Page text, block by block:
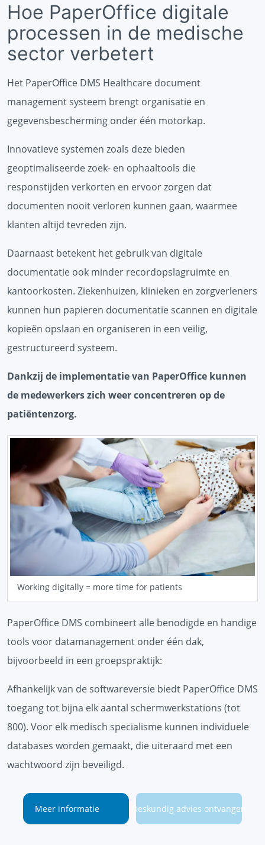
Hoe PaperOffice digitale
processen in de medische
sector verbetert
Het PaperOffice DMS Healthcare document
management systeem brengt organisatie en
gegevensbescherming onder één motorkap.
Innovatieve systemen zoals deze bieden
geoptimaliseerde zoek- en ophaaltools die
responstijden verkorten en ervoor zorgen dat
documenten nooit verloren kunnen gaan, waarmee
klanten altijd tevreden zijn.
Daarnaast betekent het gebruik van digitale
documentatie ook minder recordopslagruimte en
kantoorkosten. Ziekenhuizen, klinieken en zorgverleners
kunnen hun papieren documentatie scannen en digitale
kopieën opslaan en organiseren in een veilig,
gestructureerd systeem.
Dankzij de implementatie van PaperOffice kunnen
de medewerkers zich weer concentreren op de
patiëntenzorg.
Working digitally = more time for patients
PaperOffice DMS combineert alle benodigde en handige
tools voor datamanagement onder één dak,
bijvoorbeeld in een groepspraktijk:
Afhankelijk van de softwareversie biedt PaperOffice DMS
toegang tot bijna elk aantal schermwerkstations (tot
800). Voor elk medisch specialisme kunnen individuele
databases worden gemaakt, die uiteraard met een
wachtwoord zijn beveiligd.
Meer informatie Deskundig advies ontvangen